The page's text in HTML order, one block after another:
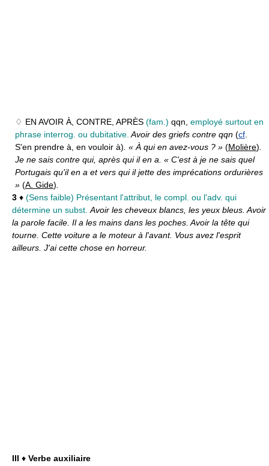
♢ EN AVOIR À, CONTRE, APRÈS (fam.) qqn, employé surtout en
phrase interrog. ou dubitative. Avoir des griefs contre qqn (cf
S'en prendre à, en vouloir à) . « À qui en avez-vous ? » (Molière)
Je ne sais contre qui, après qui il en a. « C'est à je ne sais quel
Portugais qu'il en a et vers qui il jette des imprécations ordurières
» (A. Gide)
3 ♦ (Sens faible) Présentant l'attribut, le compl. ou l'adv. qui
détermine un subst. Avoir les cheveux blancs, les yeux bleus. Avoir
la parole facile. Il a les mains dans les poches. Avoir la tête qui
tourne. Cette voiture a le moteur à l'avant. Vous avez l'esprit
ailleurs. J'ai cette chose en horreur.
III ♦ Verbe auxiliaire